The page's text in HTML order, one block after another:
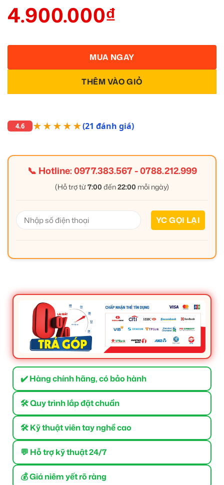
4.900.000₫
THÊM VÀO GIỎ
MUA NGAY
4.6 ★★★★★(21 đánh giá)
📞 Hotline:0977.383.567-0788.212.999
(Hỗ trợ từ7:00 đến22:00 mỗi ngày)
✔️ Hàng chính hãng, có bảo hành
🛠 Quy trình lắp đặt chuẩn
🛠 Kỹ thuật viên tay nghề cao
💬 Hỗ trợ kỹ thuật 24/7
💰 Giá niêm yết rõ ràng